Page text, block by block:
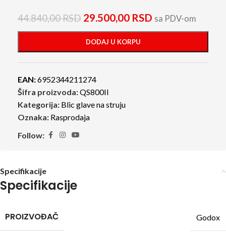
44.840,00RSD 29.500,00 RSD sa PDV-om
DODAJ U KORPU
EAN:6952344211274
Šifra proizvoda:QS800II
Kategorija: Blic glave na struju
Oznaka: Rasprodaja
Follow:
Specifikacije
Specifikacije
PROIZVOĐAČ Godox